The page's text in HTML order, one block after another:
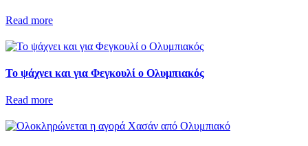
Read more
Το ψάχνει και για Φεγκουλί ο Ολυμπιακός
Read more